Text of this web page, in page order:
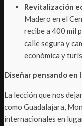
Revitalización
Madero en el
recibe a 400 mil
calle segura y
económica y
Diseñar pensando en
La lección que nos
como Guadalajara,
internacionales en